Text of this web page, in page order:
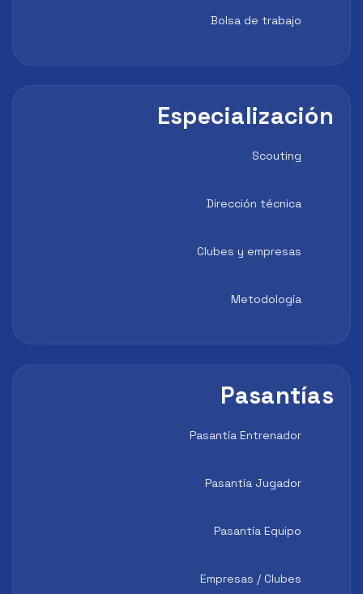
Bolsa de trabajo
Especialización
Scouting
Dirección técnica
Clubes y empresas
Metodología
Pasantías
Pasantía Entrenador
Pasantía Jugador
Pasantía Equipo
Empresas / Clubes